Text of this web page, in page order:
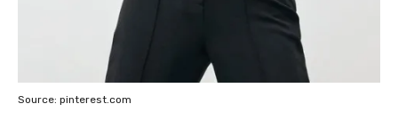
Source: pinterest.com